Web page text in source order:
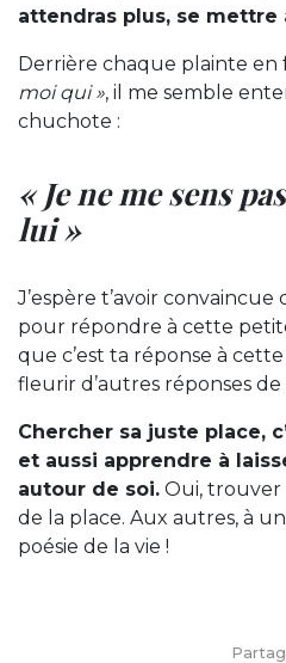
attendras plus, se mettre
Derrière chaque plainte en
moi qui », il me semble
chuchote :
« Je ne me sens
lui »
J’espère t’avoir
pour répondre à cette
que c’est ta réponse à
fleurir d’autres réponses
Chercher sa juste place,
et aussi apprendre à
autour de soi. Oui, trouver
de la place. Aux autres, à
poésie de la vie !